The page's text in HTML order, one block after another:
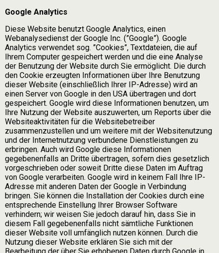
Google Analytics
Diese Website benutzt Google Analytics, einen
Webanalysedienst der Google Inc. (”Google”). Google
Analytics verwendet sog. ”Cookies”, Textdateien, die auf
Ihrem Computer gespeichert werden und die eine Analyse
der Benutzung der Website durch Sie ermöglicht. Die durch
den Cookie erzeugten Informationen über Ihre Benutzung
dieser Website (einschließlich Ihrer IP-Adresse) wird an
einen Server von Google in den USA übertragen und dort
gespeichert. Google wird diese Informationen benutzen, um
Ihre Nutzung der Website auszuwerten, um Reports über die
Websiteaktivitäten für die Websitebetreiber
zusammenzustellen und um weitere mit der Websitenutzung
und der Internetnutzung verbundene Dienstleistungen zu
erbringen. Auch wird Google diese Informationen
gegebenenfalls an Dritte übertragen, sofern dies gesetzlich
vorgeschrieben oder soweit Dritte diese Daten im Auftrag
von Google verarbeiten. Google wird in keinem Fall Ihre IP-
Adresse mit anderen Daten der Google in Verbindung
bringen. Sie können die Installation der Cookies durch eine
entsprechende Einstellung Ihrer Browser Software
verhindern; wir weisen Sie jedoch darauf hin, dass Sie in
diesem Fall gegebenenfalls nicht sämtliche Funktionen
dieser Website voll umfänglich nutzen können. Durch die
Nutzung dieser Website erklären Sie sich mit der